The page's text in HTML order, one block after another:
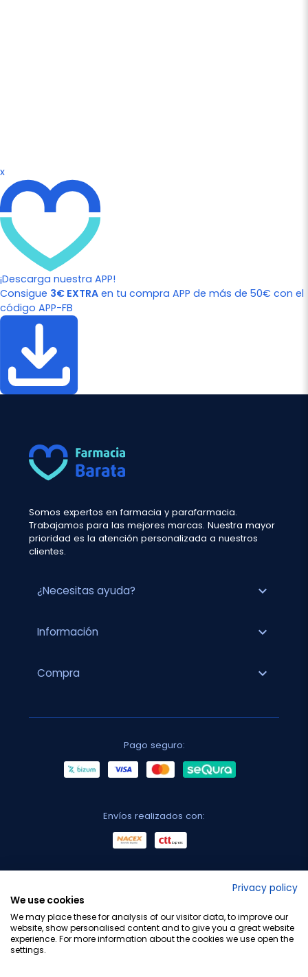
x
¡Descarga nuestra APP!
Consigue 3€ EXTRA en tu compra APP de más de 50€ con el
código APP-FB
Somos expertos en farmacia y parafarmacia.
Trabajamos para las mejores marcas. Nuestra mayor
prioridad es la atención personalizada a nuestros
clientes.
¿Necesitas ayuda? expand_more
Información expand_more
Compra expand_more
Pago seguro:
Envíos realizados con:
Privacy policy
We use cookies
We may place these for analysis of our visitor data, to improve our
website, show personalised content and to give you a great website
experience. For more information about the cookies we use open the
settings.